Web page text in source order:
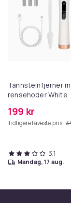
Tannsteinfjerner
rensehoder White
199 kr
Tidligere laveste pris:
3,1
mandag, 17 aug.